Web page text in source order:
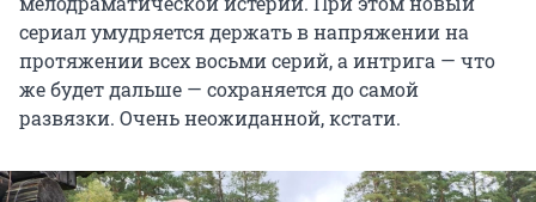
сериал умудряется держать в напряжении на
протяжении всех восьми серий, а интрига — что
же будет дальше — сохраняется до самой
развязки. Очень неожиданной, кстати.